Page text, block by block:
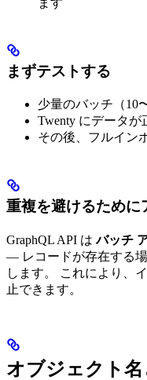
まずテストする
少量のバッチ（10
Twenty にデータ
その後、フルイン
重複を避けるために
GraphQL API はバッチ
— レコードが存在する
します。 これにより、
止できます。
オブジェクト